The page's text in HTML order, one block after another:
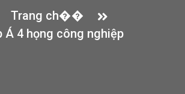
Trang ch��
Á 4 họng công nghiệp